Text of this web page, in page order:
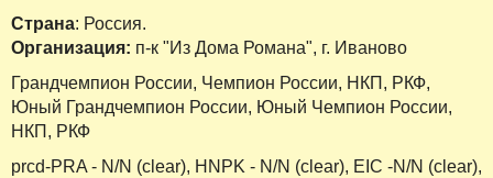
Страна: Россия.
Организация: п-к "Из Дома Романа", г. Иваново
Грандчемпион России, Чемпион России, НКП, РКФ,
Юный Грандчемпион России, Юный Чемпион России,
НКП, РКФ
prcd-PRA - N/N (clear), HNPK - N/N (clear), EIC -N/N (clear),